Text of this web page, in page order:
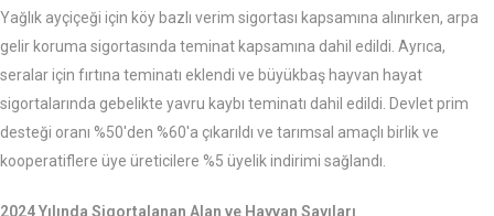
Yağlık ayçiçeği için köy bazlı verim sigortası kapsamına alınırken, arpa
gelir koruma sigortasında teminat kapsamına dahil edildi. Ayrıca,
seralar için fırtına teminatı eklendi ve büyükbaş hayvan hayat
sigortalarında gebelikte yavru kaybı teminatı dahil edildi. Devlet prim
desteği oranı %50'den %60'a çıkarıldı ve tarımsal amaçlı birlik ve
kooperatiflere üye üreticilere %5 üyelik indirimi sağlandı.
2024 Yılında Sigortalanan Alan ve Hayvan Sayıları